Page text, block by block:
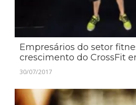
Empresários do setor
crescimento do CrossFit
30/07/2017